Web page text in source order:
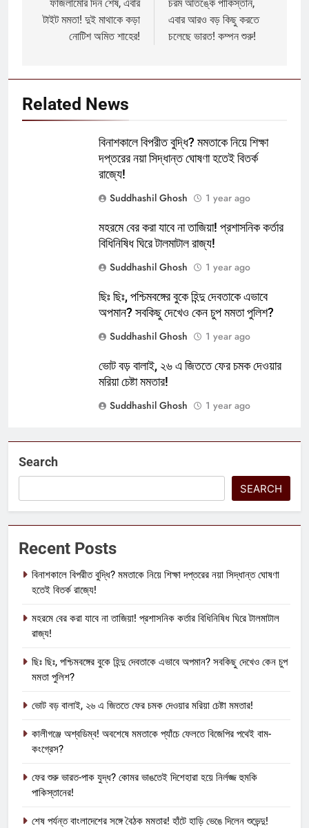
navigation
ফাজলামোর দিন শেষ, এবার
টাইট মমতা! দুই মাথাকে কড়া
নোটিশ অমিত শাহের!
চরম আতঙ্কে পাকিস্তান,
এবার আরও বড় কিছু করতে
চলেছে ভারত! কম্পন শুরু!
Related News
বিনাশকালে বিপরীত বুদ্ধি? মমতাকে নিয়ে শিক্ষা
দপ্তরের নয়া সিদ্ধান্ত ঘোষণা হতেই বিতর্ক
রাজ্যে!
Suddhashil Ghosh
1 year ago
মহরমে বের করা যাবে না তাজিয়া! প্রশাসনিক কর্তার
বিধিনিষিধ ঘিরে টালমাটাল রাজ্য!
Suddhashil Ghosh
1 year ago
ছিঃ ছিঃ, পশ্চিমবঙ্গের বুকে হিন্দু দেবতাকে এভাবে
অপমান? সবকিছু দেখেও কেন চুপ মমতা পুলিশ?
Suddhashil Ghosh
1 year ago
ভোট বড় বালাই, ২৬ এ জিততে ফের চমক দেওয়ার
মরিয়া চেষ্টা মমতার!
Suddhashil Ghosh
1 year ago
Search
SEARCH
Recent Posts
বিনাশকালে বিপরীত বুদ্ধি? মমতাকে নিয়ে শিক্ষা দপ্তরের নয়া সিদ্ধান্ত ঘোষণা
হতেই বিতর্ক রাজ্যে!
মহরমে বের করা যাবে না তাজিয়া! প্রশাসনিক কর্তার বিধিনিষিধ ঘিরে টালমাটাল
রাজ্য!
ছিঃ ছিঃ, পশ্চিমবঙ্গের বুকে হিন্দু দেবতাকে এভাবে অপমান? সবকিছু দেখেও কেন চুপ
মমতা পুলিশ?
ভোট বড় বালাই, ২৬ এ জিততে ফের চমক দেওয়ার মরিয়া চেষ্টা মমতার!
কালীগঞ্জে অশ্বডিম্ব! অবশেষে মমতাকে প্যাঁচে ফেলতে বিজেপির পথেই বাম-
কংগ্রেস?
ফের শুরু ভারত-পাক যুদ্ধ? কোমর ভাঙতেই দিশেহারা হয়ে নির্লজ্জ হুমকি
পাকিস্তানের!
শেষ পর্যন্ত বাংলাদেশের সঙ্গে বৈঠক মমতার! হাঁটে হাড়ি ভেঙে দিলেন শুভেন্দু!